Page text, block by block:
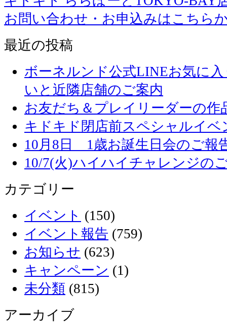
お問い合わせ・お申込みはこちら
最近の投稿
ボーネルンド公式LINEお気に
いと近隣店舗のご案内
お友だち＆プレイリーダーの作
キドキド閉店前スペシャルイベ
10月8日 1歳お誕生日会のご報
10/7(火)ハイハイチャレンジの
カテゴリー
イベント (150)
イベント報告 (759)
お知らせ (623)
キャンペーン (1)
未分類 (815)
アーカイブ